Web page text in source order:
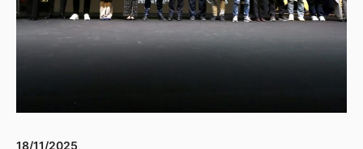
18/11/2025